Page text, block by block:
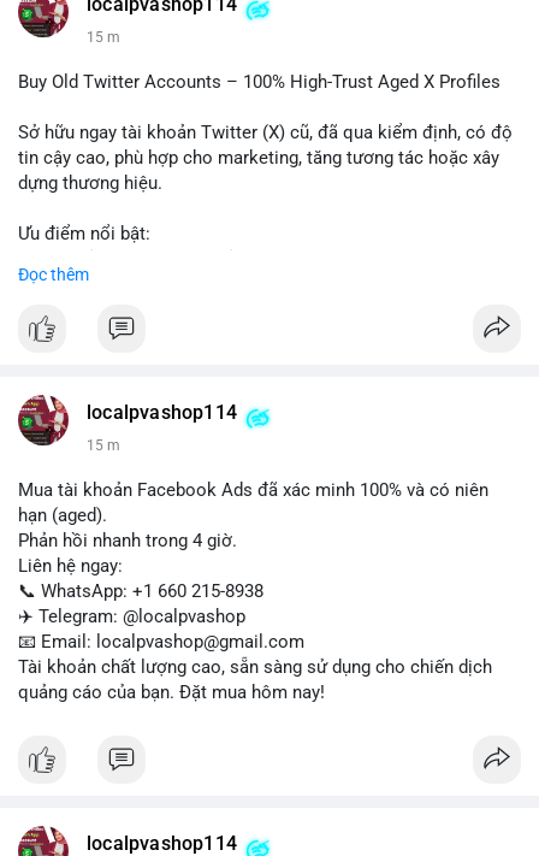
#vlikevn #titanbot
📰 Nguồn: Cointelegraph
localpvashop114
15 m
Buy Old Twitter Accounts – 100% High-Trust Aged X Profiles
Sở hữu ngay tài khoản Twitter (X) cũ, đã qua kiểm định, có độ
tin cậy cao, phù hợp cho marketing, tăng tương tác hoặc xây
dựng thương hiệu.
Ưu điểm nổi bật:
- Hồ sơ hoàn chỉnh, giảm nguy cơ bị khóa
✈️ Telegram: @localpvashop
📧 Email: localpvashop@gmail.com
Đọc thêm
localpvashop114
15 m
Mua tài khoản Facebook Ads đã xác minh 100% và có niên
hạn (aged).
Phản hồi nhanh trong 4 giờ.
Liên hệ ngay:
📞 WhatsApp: +1 660 215-8938
✈️ Telegram: @localpvashop
📧 Email: localpvashop@gmail.com
Tài khoản chất lượng cao, sẵn sàng sử dụng cho chiến dịch
quảng cáo của bạn. Đặt mua hôm nay!
localpvashop114